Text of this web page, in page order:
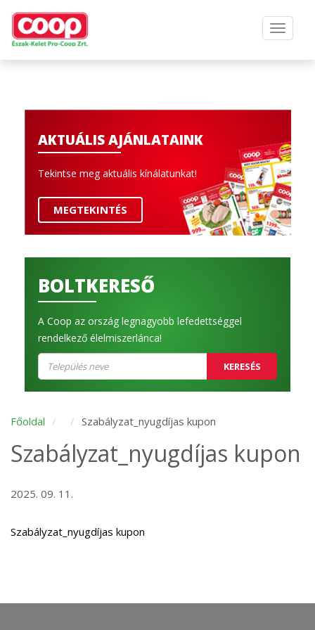
AKTUÁLIS AJÁNLATAINK
Tekintse meg aktuális kínálatunkat!
MEGTEKINTÉS
BOLTKERESŐ
A Coop az ország legnagyobb lefedettséggel
rendelkező élelmiszerlánca!
KERESÉS
Főoldal Szabályzat_nyugdíjas kupon
Szabályzat_nyugdíjas kupon
2025. 09. 11.
Szabályzat_nyugdíjas kupon